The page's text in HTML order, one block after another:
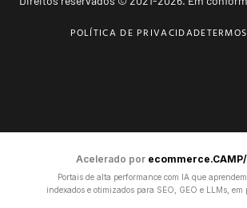
POLÍTICA DE PRIVACIDADE
Acelerado por
Portais de alta performance com IA que
indexados e otimizados para SEO, GEO e LLMs, em